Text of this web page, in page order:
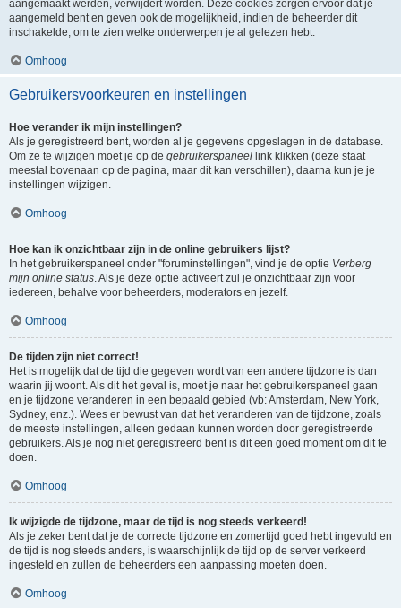
aangemaakt werden, verwijdert worden. Deze cookies zorgen ervoor dat je
aangemeld bent en geven ook de mogelijkheid, indien de beheerder dit
inschakelde, om te zien welke onderwerpen je al gelezen hebt.
Omhoog
Gebruikersvoorkeuren en instellingen
Hoe verander ik mijn instellingen?
Als je geregistreerd bent, worden al je gegevens opgeslagen in de database.
Om ze te wijzigen moet je op de gebruikerspaneel link klikken (deze staat
meestal bovenaan op de pagina, maar dit kan verschillen), daarna kun je je
instellingen wijzigen.
Omhoog
Hoe kan ik onzichtbaar zijn in de online gebruikers lijst?
In het gebruikerspaneel onder "foruminstellingen", vind je de optie Verberg
mijn online status. Als je deze optie activeert zul je onzichtbaar zijn voor
iedereen, behalve voor beheerders, moderators en jezelf.
Omhoog
De tijden zijn niet correct!
Het is mogelijk dat de tijd die gegeven wordt van een andere tijdzone is dan
waarin jij woont. Als dit het geval is, moet je naar het gebruikerspaneel gaan
en je tijdzone veranderen in een bepaald gebied (vb: Amsterdam, New York,
Sydney, enz.). Wees er bewust van dat het veranderen van de tijdzone, zoals
de meeste instellingen, alleen gedaan kunnen worden door geregistreerde
gebruikers. Als je nog niet geregistreerd bent is dit een goed moment om dit te
doen.
Omhoog
Ik wijzigde de tijdzone, maar de tijd is nog steeds verkeerd!
Als je zeker bent dat je de correcte tijdzone en zomertijd goed hebt ingevuld en
de tijd is nog steeds anders, is waarschijnlijk de tijd op de server verkeerd
ingesteld en zullen de beheerders een aanpassing moeten doen.
Omhoog